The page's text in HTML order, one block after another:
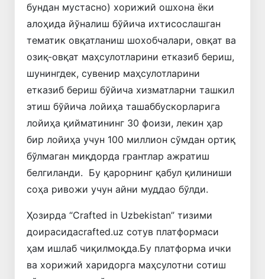
бундан мустасно) хорижий ошхона ёки
алоҳида йўналиш бўйича ихтисослашган
тематик овқатланиш шохобчалари, овқат ва
озиқ-овқат маҳсулотларини етказиб бериш,
шунингдек, сувенир маҳсулотларини
етказиб бериш бўйича хизматларни ташкил
этиш бўйича лойиҳа ташаббускорларига
лойиҳа қийматининг 30 фоизи, лекин ҳар
бир лойиҳа учун 100 миллион сўмдан ортиқ
бўлмаган миқдорда грантлар ажратиш
белгиланди. Бу қарорнинг қабул қилиниши
соҳа ривожи учун айни муддао бўлди.
Ҳозирда “Crafted in Uzbekistan” тизими
доирасидаcrafted.uz сотув платформаси
ҳам ишлаб чиқилмоқда.Бу платформа ички
ва хорижий харидорга маҳсулотни сотиш